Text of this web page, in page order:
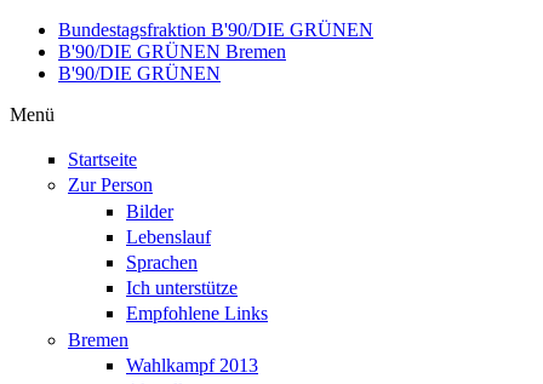
Direkt zum Inhalt
Bundestagsfraktion B'90/DIE GRÜNEN
B'90/DIE GRÜNEN Bremen
B'90/DIE GRÜNEN
Menü
Startseite
Zur Person
Bilder
Lebenslauf
Sprachen
Ich unterstütze
Empfohlene Links
Bremen
Wahlkampf 2013